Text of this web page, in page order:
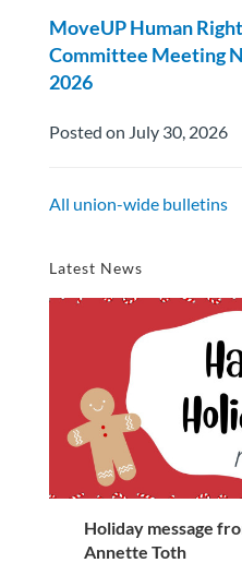
MoveUP Human
Committee Meeting
2026
Posted on July 30, 2026
All union-wide bulletins
Latest News
Holiday message
Annette Toth